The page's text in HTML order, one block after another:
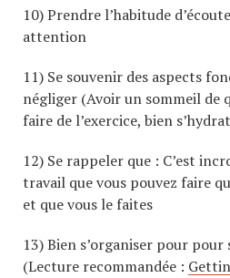
10) Prendre l’habitude
attention
11) Se souvenir des aspects
négliger (Avoir un sommeil de
faire de l’exercice, bien
12) Se rappeler que : C’est
travail que vous pouvez faire
et que vous le faites
13) Bien s’organiser pour pour
(Lecture recommandée :